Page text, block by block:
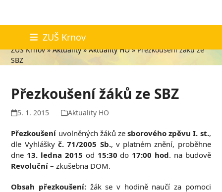
content
ZUŠ Krnov
Aktuality
ZUŠ Krnov»Aktuality»Aktuality HO»Přezkoušení žáků ze
SBZ
Přezkoušení žáků ze SBZ
5. 1. 2015 Aktuality HO
Přezkoušení uvolněných žáků zesborového zpěvu I. st.,
dle Vyhlášky č. 71/2005 Sb., v platném znění, proběhne
dne 13. ledna 2015 od 15:30 do 17:00 hod. na budově
Revoluční – zkušebna DOM.
Obsah přezkoušení: žák se v hodině naučí za pomoci